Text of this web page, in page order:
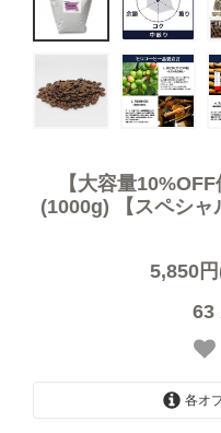
カフェオレベース
オーガニック商品
デカフェ（カフェインレ
送料無料（コーヒー）
【大容量
(1000g) 【スペシャ
5,850
63
各オ